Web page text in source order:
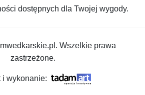
dostępnych dla Twojej wygody.
Wszelkie prawa
zastrzeżone.
i wykonanie: